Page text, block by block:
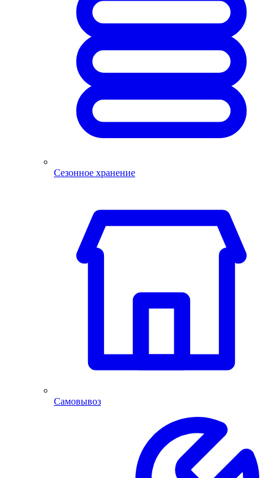
Сезонное хранение
Самовывоз